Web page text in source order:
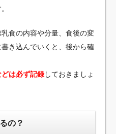
食の内容や分量、食後の変
き込んでいくと、後から確
は必ず記録しておきましょ
の？